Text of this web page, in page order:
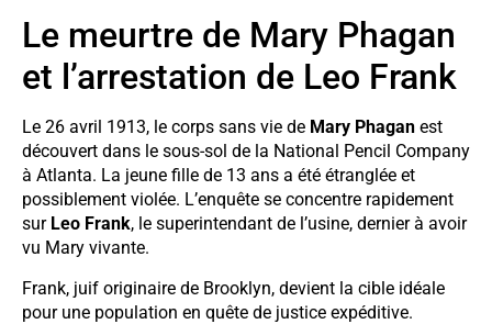
Le meurtre de Mary Phagan
et l’arrestation de Leo Frank
Le 26 avril 1913, le corps sans vie de Mary Phagan est
découvert dans le sous-sol de la National Pencil Company
à Atlanta. La jeune fille de 13 ans a été étranglée et
possiblement violée. L’enquête se concentre rapidement
sur Leo Frank, le superintendant de l’usine, dernier à avoir
vu Mary vivante.
Frank, juif originaire de Brooklyn, devient la cible idéale
pour une population en quête de justice expéditive.